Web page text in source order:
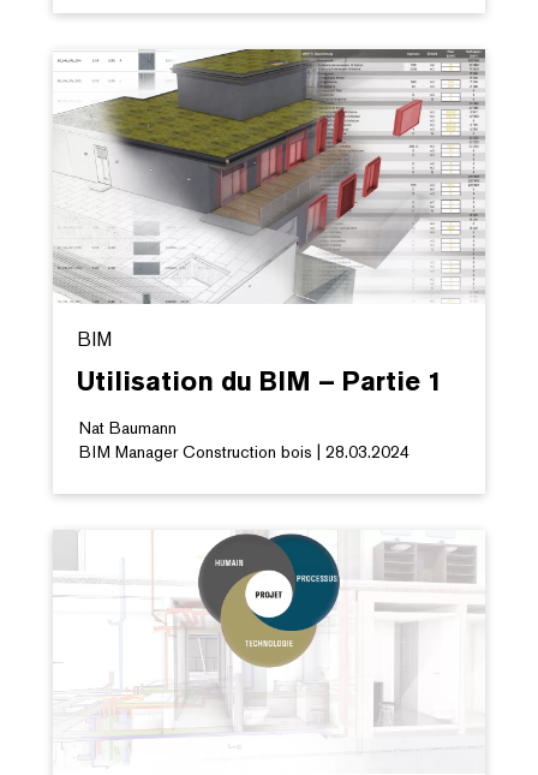
BIM
Utilisation du BIM – Partie 1
Nat Baumann
BIM Manager Construction bois | 28.03.2024